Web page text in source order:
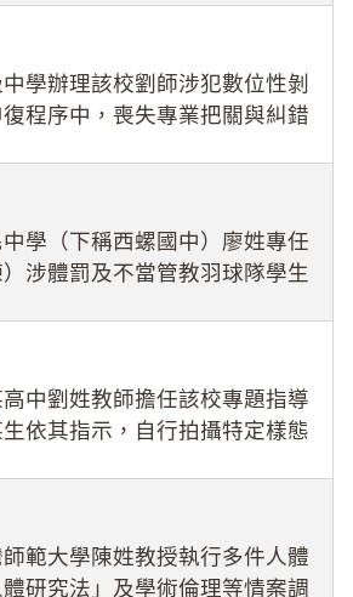
學辦理該校劉師涉犯數位性剝
程序中，喪失專業把關與糾錯
學（下稱西螺國中）廖姓專任
涉體罰及不當管教羽球隊學生
中劉姓教師擔任該校專題指導
依其指示，自行拍攝特定樣態
範大學陳姓教授執行多件人體
研究法」及學術倫理等情案調